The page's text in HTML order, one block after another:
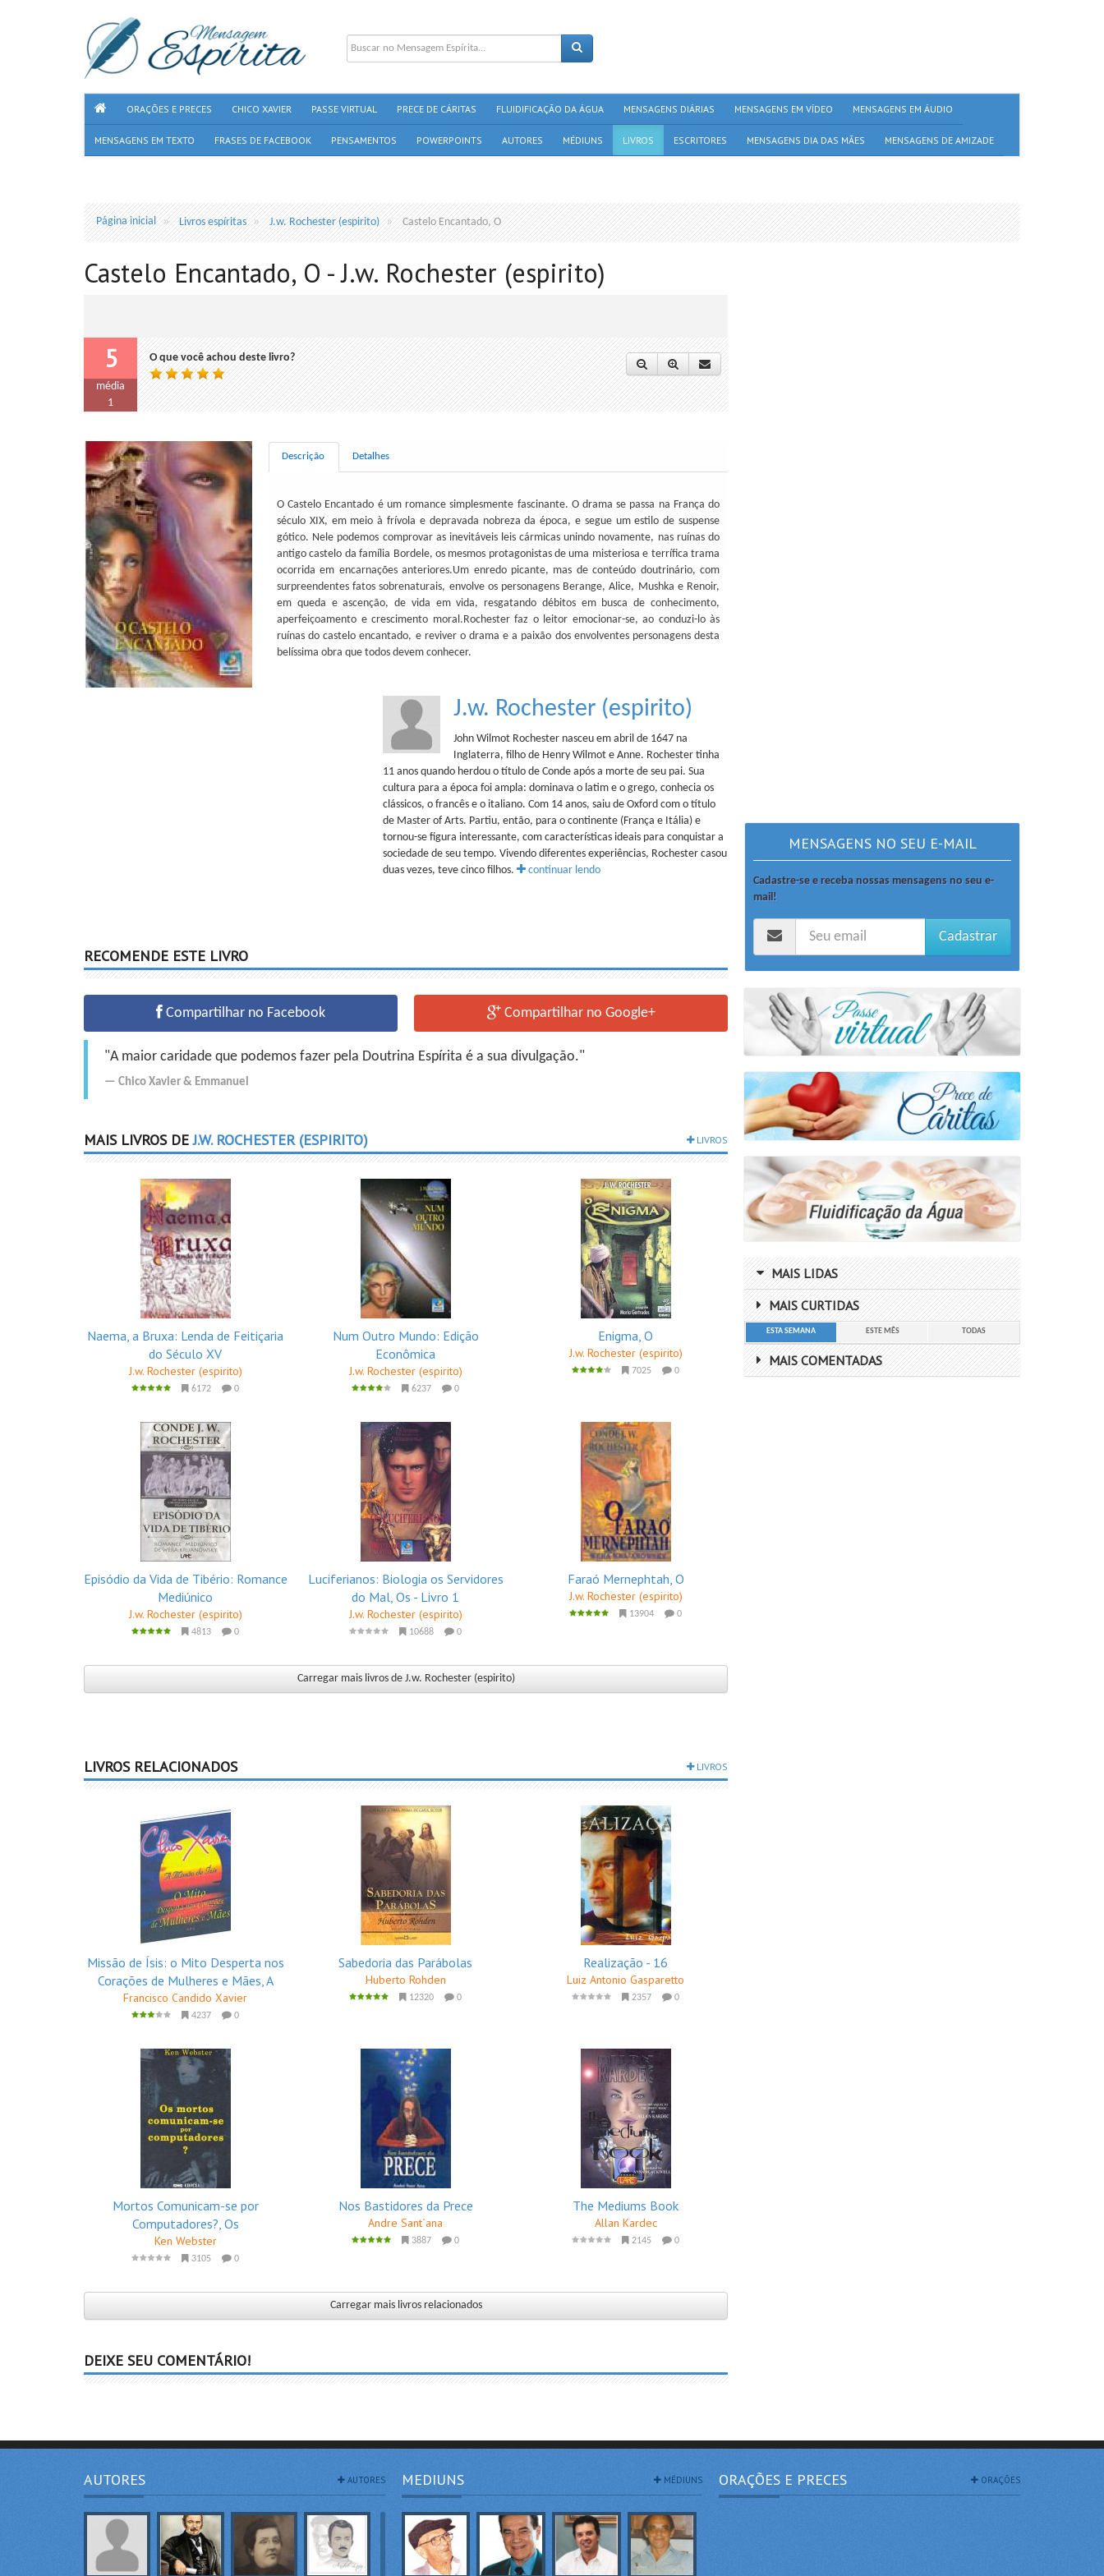
ORAÇÕES E PRECES CHICO XAVIER PASSE VIRTUAL PRECE DE CÁRITAS FLUIDIFICAÇÃO DA ÁGUA MENSAGENS DIÁRIAS MENSAGENS EM VÍDEO MENSAGENS EM ÁUDIO
MENSAGENS EM TEXTO FRASES DE FACEBOOK PENSAMENTOS POWERPOINTS AUTORES MÉDIUNS LIVROS ESCRITORES MENSAGENS DIA DAS MÃES MENSAGENS DE AMIZADE
Página inicial Livros espíritas J.w. Rochester (espirito) Castelo Encantado, O
Castelo Encantado, O - J.w. Rochester (espirito)
5
média
1
O que você achou deste livro?
Descrição Detalhes
O Castelo Encantado é um romance simplesmente fascinante. O drama se passa na França do
século XIX, em meio à frívola e depravada nobreza da época, e segue um estilo de suspense
gótico. Nele podemos comprovar as inevitáveis leis cármicas unindo novamente, nas ruínas do
antigo castelo da família Bordele, os mesmos protagonistas de uma misteriosa e terrífica trama
ocorrida em encarnações anteriores.Um enredo picante, mas de conteúdo doutrinário, com
surpreendentes fatos sobrenaturais, envolve os personagens Berange, Alice, Mushka e Renoir,
em queda e ascenção, de vida em vida, resgatando débitos em busca de conhecimento,
aperfeiçoamento e crescimento moral.Rochester faz o leitor emocionar-se, ao conduzi-lo às
ruínas do castelo encantado, e reviver o drama e a paixão dos envolventes personagens desta
belíssima obra que todos devem conhecer.
J.w. Rochester (espirito)
John Wilmot Rochester nasceu em abril de 1647 na
Inglaterra, filho de Henry Wilmot e Anne. Rochester tinha
11 anos quando herdou o título de Conde após a morte de seu pai. Sua
cultura para a época foi ampla: dominava o latim e o grego, conhecia os
clássicos, o francês e o italiano. Com 14 anos, saiu de Oxford com o título
de Master of Arts. Partiu, então, para o continente (França e Itália) e
tornou-se figura interessante, com características ideais para conquistar a
sociedade de seu tempo. Vivendo diferentes experiências, Rochester casou
duas vezes, teve cinco filhos.
continuar lendo
RECOMENDE ESTE LIVRO
Compartilhar no Facebook Compartilhar no Google+
"A maior caridade que podemos fazer pela Doutrina Espírita é a sua divulgação."
Chico Xavier & Emmanuel
MAIS LIVROS DEJ.W. ROCHESTER (ESPIRITO) LIVROS
Naema, a Bruxa: Lenda de Feitiçaria
do Século XV
J.w. Rochester (espirito)
6172 0
Num Outro Mundo: Edição
Econômica
J.w. Rochester (espirito)
6237 0
Enigma, O
J.w. Rochester (espirito)
7025 0
Episódio da Vida de Tibério: Romance
Mediúnico
J.w. Rochester (espirito)
4813 0
Luciferianos: Biologia os Servidores
do Mal, Os - Livro 1
J.w. Rochester (espirito)
10688 0
Faraó Mernephtah, O
J.w. Rochester (espirito)
13904 0
Carregar mais livros de J.w. Rochester (espirito)
LIVROS RELACIONADOS LIVROS
Missão de Ísis: o Mito Desperta nos
Corações de Mulheres e Mães, A
Francisco Candido Xavier
4237 0
Sabedoria das Parábolas
Huberto Rohden
12320 0
Realização - 16
Luiz Antonio Gasparetto
2357 0
Mortos Comunicam-se por
Computadores?, Os
Ken Webster
3105 0
Nos Bastidores da Prece
Andre Sant´ana
3887 0
The Mediums Book
Allan Kardec
2145 0
Carregar mais livros relacionados
DEIXE SEU COMENTÁRIO!
MENSAGENS NO SEU E-MAIL
Cadastre-se e receba nossas mensagens no seu e-
mail!
Cadastrar
MAIS LIDAS
MAIS CURTIDAS
ESTA SEMANA ESTE MÊS TODAS
MAIS COMENTADAS
AUTORES AUTORES MEDIUNS MÉDIUNS ORAÇÕES E PRECES ORAÇÕES